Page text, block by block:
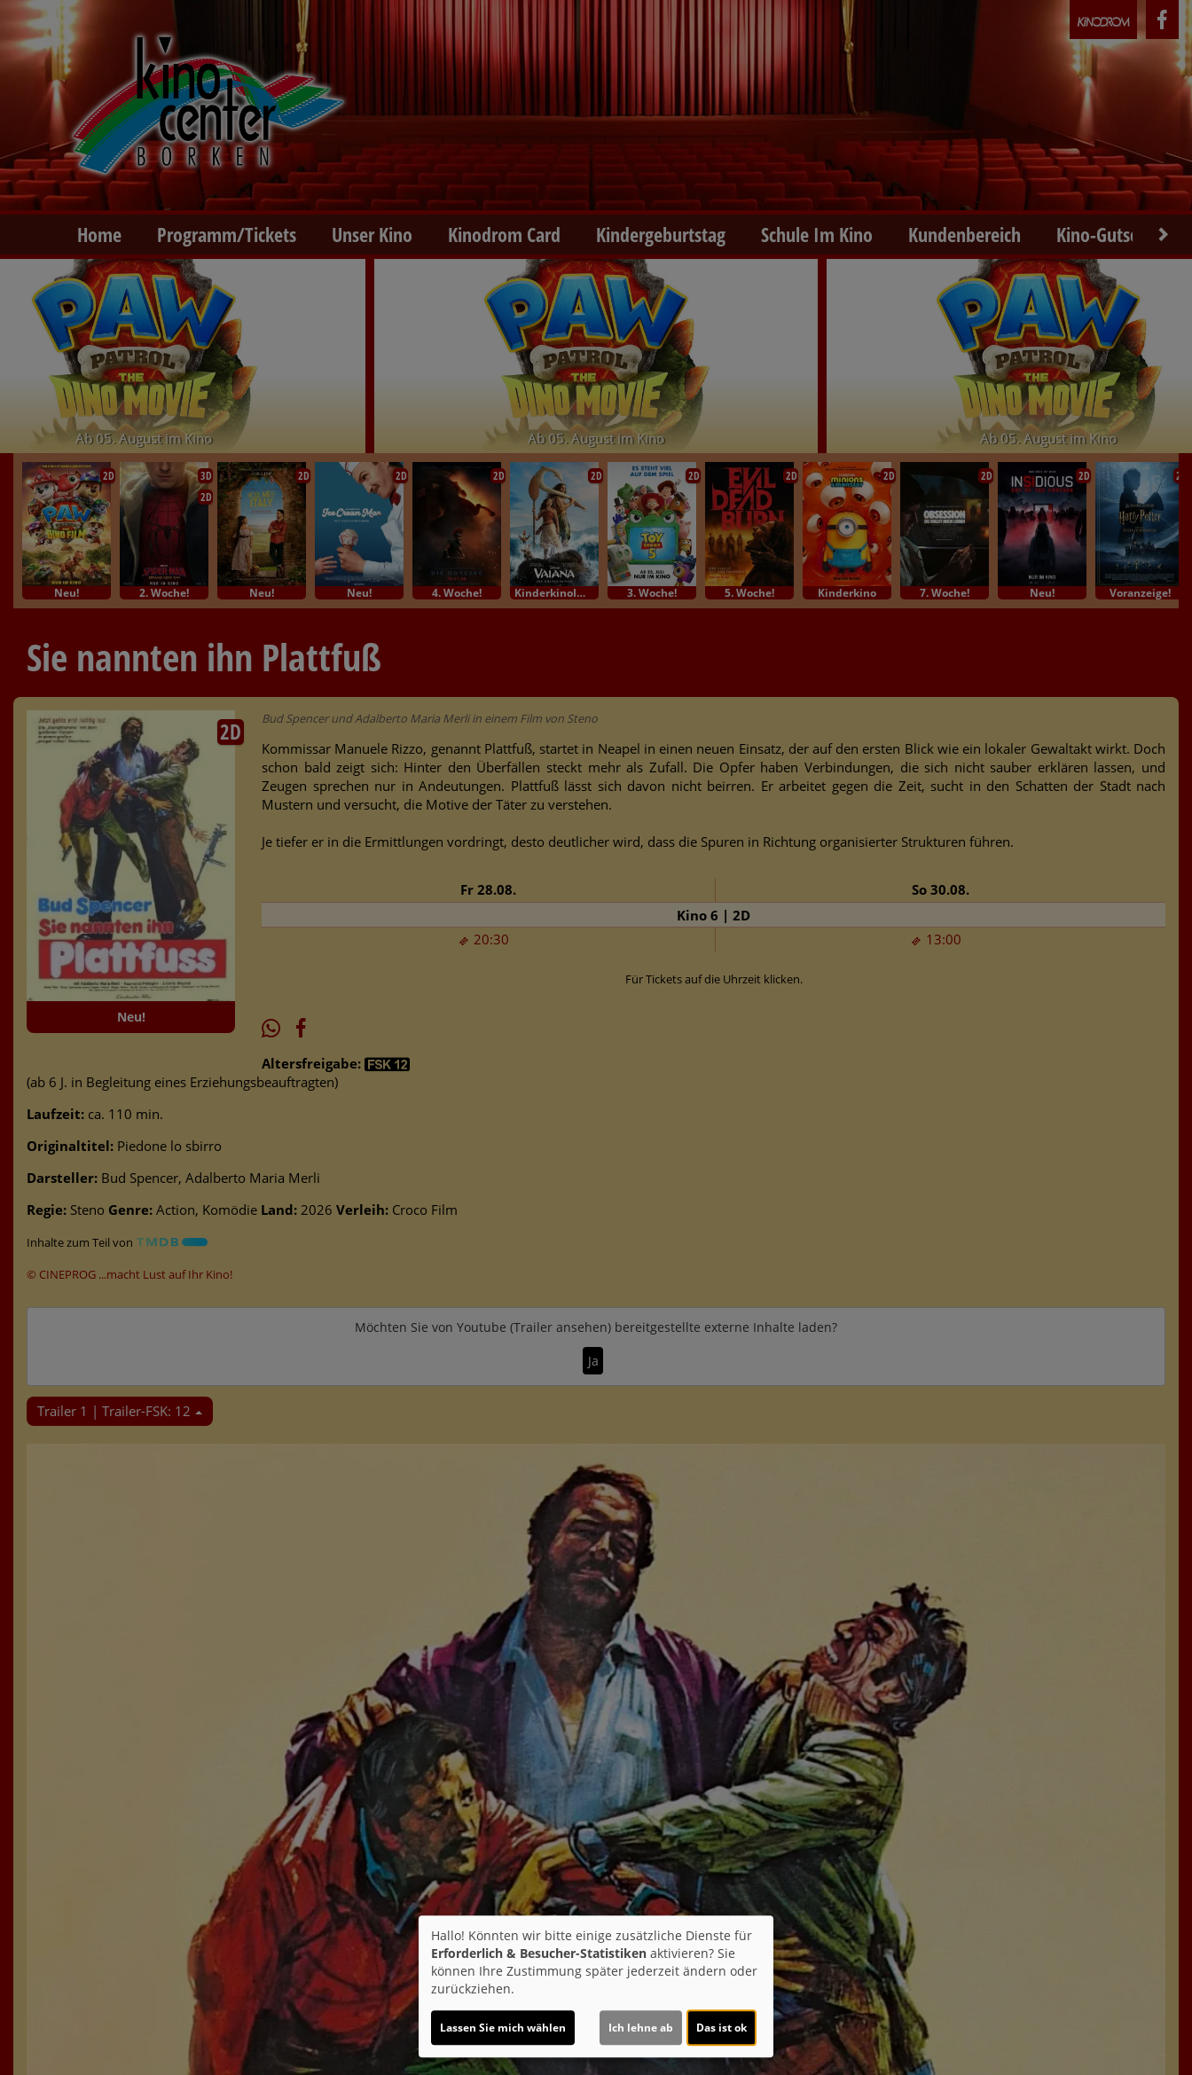
Home Programm/Tickets Unser Kino Kinodrom Card Kindergeburtstag Schule Im Kino Kundenbereich Kino-Gutscheine
Ab 05. August im Kino
Ab 05. August im Kino Ab 05. August im Kino
2D
Neu!
3D
2D
2. Woche!
2D
Neu!
2D
Neu!
2D
4. Woche!
2D
KinderkinoIm Bundesstart
2D
3. Woche!
2D
5. Woche!
2D
Kinderkino
2D
7. Woche!
2D
Neu!
2D
Voranzeige!
Sie nannten ihn Plattfuß
2D
Neu!
Bud Spencer und Adalberto Maria Merli in einem Film von Steno
Kommissar Manuele Rizzo, genannt Plattfuß, startet in Neapel in einen neuen Einsatz, der auf den ersten Blick wie ein lokaler Gewaltakt wirkt. Doch
schon bald zeigt sich: Hinter den Überfällen steckt mehr als Zufall. Die Opfer haben Verbindungen, die sich nicht sauber erklären lassen, und
Zeugen sprechen nur in Andeutungen. Plattfuß lässt sich davon nicht beirren. Er arbeitet gegen die Zeit, sucht in den Schatten der Stadt nach
Mustern und versucht, die Motive der Täter zu verstehen.
Je tiefer er in die Ermittlungen vordringt, desto deutlicher wird, dass die Spuren in Richtung organisierter Strukturen führen.
Fr 28.08. So 30.08.
20:30 13:00
Kino 6 | 2D
Für Tickets auf die Uhrzeit klicken.
Altersfreigabe:
(ab 6 J. in Begleitung eines Erziehungsbeauftragten)
Laufzeit: ca. 110 min.
Originaltitel: Piedone lo sbirro
Darsteller: Bud Spencer, Adalberto Maria Merli
Regie: Steno Genre: Action, Komödie Land: 2026 Verleih: Croco Film
Inhalte zum Teil von
© CINEPROG ...macht Lust auf Ihr Kino!
Möchten Sie von Youtube (Trailer ansehen) bereitgestellte externe Inhalte laden?
Ja
Trailer 1 | Trailer-FSK: 12
Hallo! Könnten wir bitte einige zusätzliche Dienste für
Erforderlich & Besucher-Statistiken aktivieren? Sie
können Ihre Zustimmung später jederzeit ändern oder
zurückziehen.
Lassen Sie mich wählen Ich lehne ab Das ist ok